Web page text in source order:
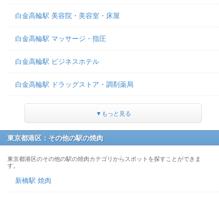
白金高輪駅 美容院・美容室・床屋
白金高輪駅 マッサージ・指圧
白金高輪駅 ビジネスホテル
白金高輪駅 ドラッグストア・調剤薬局
▼もっと見る
東京都港区：その他の駅の焼肉
東京都港区のその他の駅の焼肉カテゴリからスポットを探すことができま
す。
新橋駅 焼肉